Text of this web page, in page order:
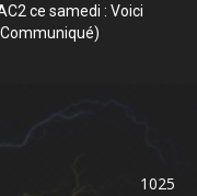
ce samedi : Voici
1025